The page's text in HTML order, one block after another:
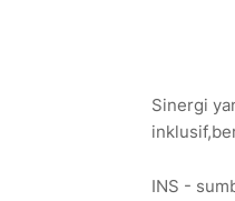
Sinergi
INS -